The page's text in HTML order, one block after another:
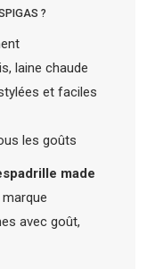
?
laine chaude
et faciles
les goûts
made
avec goût,